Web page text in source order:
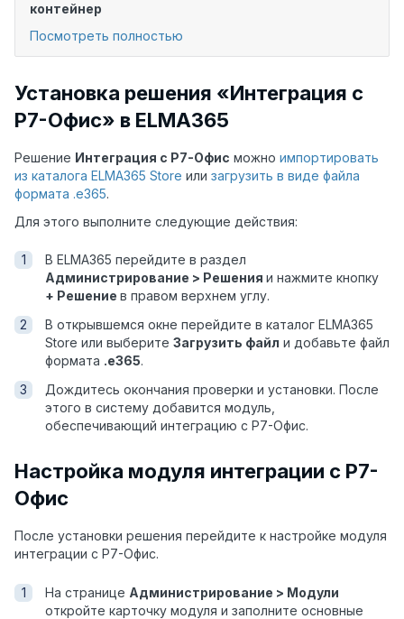
контейнер
Посмотреть полностью
Установка решения «Интеграция с
Р7-Офис» в ELMA365
Решение Интеграция с Р7-Офис можно импортировать
из каталога ELMA365 Store или загрузить в виде файла
формата .e365.
Для этого выполните следующие действия:
В ELMA365 перейдите в раздел
Администрирование > Решения и нажмите кнопку
+ Решение в правом верхнем углу.
В открывшемся окне перейдите в каталог ELMA365
Store или выберите Загрузить файл и добавьте файл
формата .e365.
Дождитесь окончания проверки и установки. После
этого в систему добавится модуль,
обеспечивающий интеграцию с Р7-Офис.
Настройка модуля интеграции с Р7-
Офис
После установки решения перейдите к настройке модуля
интеграции с Р7-Офис.
На странице Администрирование > Модули
откройте карточку модуля и заполните основные